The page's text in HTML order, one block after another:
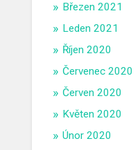
Březen 2021
Leden 2021
Říjen 2020
Červenec 2020
Červen 2020
Květen 2020
Únor 2020